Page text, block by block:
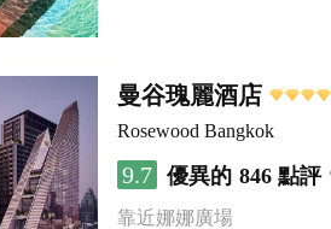
曼谷瑰麗酒店
Rosewood Bangkok
9.7 優異的 846 點評
靠近娜娜廣場